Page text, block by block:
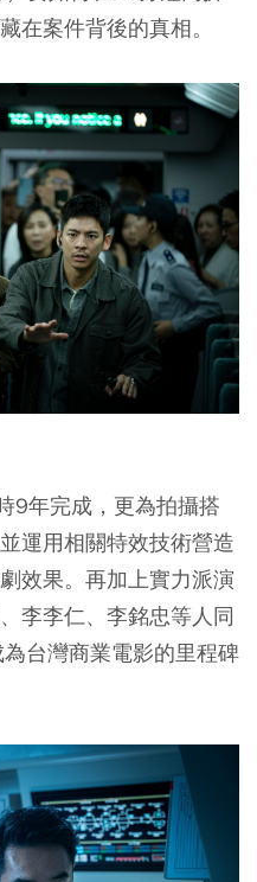
在案件背後的真相。
9年完成，更為拍攝搭
運用相關特效技術營造
效果。再加上實力派演
李李仁、李銘忠等人同
台灣商業電影的里程碑